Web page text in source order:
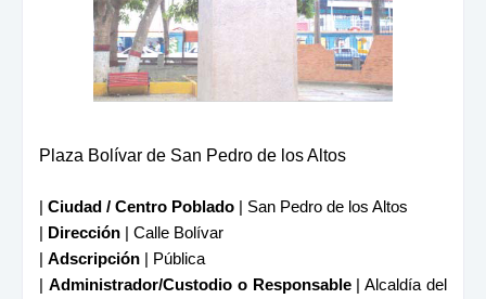
Plaza Bolívar de San Pedro de los Altos
| Ciudad / Centro Poblado | San Pedro de los Altos
| Dirección | Calle Bolívar
| Adscripción | Pública
| Administrador/Custodio o Responsable| Alcaldía del